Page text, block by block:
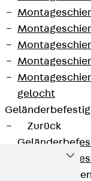
gelocht
Zurück